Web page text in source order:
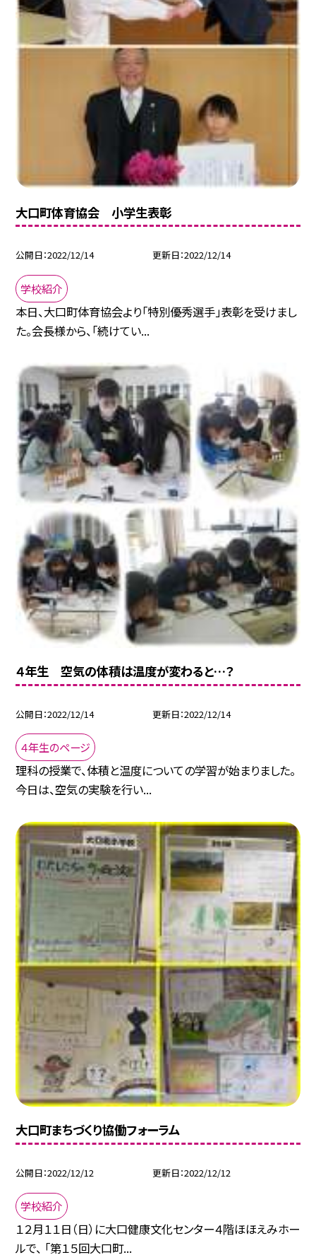
大口町体育協会 小学生表彰
公開日 2022/12/14 更新日 2022/12/14
学校紹介
本日、大口町体育協会より「特別優秀選手」表彰を受けまし
た。会長様から、「続けてい...
４年生 空気の体積は温度が変わると…？
公開日 2022/12/14 更新日 2022/12/14
４年生のページ
理科の授業で、体積と温度についての学習が始まりました。
今日は、空気の実験を行い...
大口町まちづくり協働フォーラム
公開日 2022/12/12 更新日 2022/12/12
学校紹介
１２月１１日（日）に大口健康文化センター４階ほほえみホー
ルで、 「第１５回大口町...